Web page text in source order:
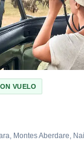
VUELO
Montes Aberdare,